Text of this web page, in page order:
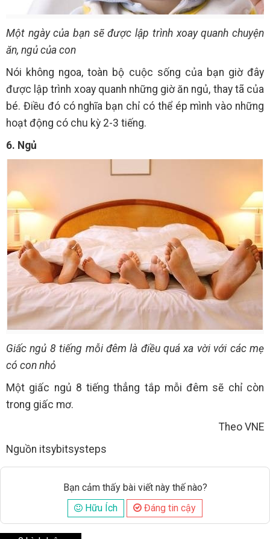
Một ngày của bạn sẽ được lập trình xoay quanh chuyện
ăn, ngủ của con
Nói không ngoa, toàn bộ cuộc sống của bạn giờ đây
được lập trình xoay quanh những giờ ăn ngủ, thay tã của
bé. Điều đó có nghĩa bạn chỉ có thể ép mình vào những
hoạt động có chu kỳ 2-3 tiếng.
6. Ngủ
Giấc ngủ 8 tiếng mỗi đêm là điều quá xa vời với các mẹ
có con nhỏ
Một giấc ngủ 8 tiếng thẳng tắp mỗi đêm sẽ chỉ còn
trong giấc mơ.
Theo VNE
Nguồn itsybitsysteps
Bạn cảm thấy bài viết này thế nào?
Hữu Ích
Đáng tin cậy